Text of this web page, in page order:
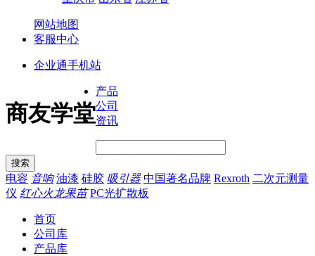
网站地图
客服中心
企业通手机站
商友学堂
产品
公司
资讯
电容 音响 油漆 硅胶 吸引器 中国著名品牌 Rexroth 二次元测量
仪 红心火龙果苗 PC光扩散板
首页
公司库
产品库